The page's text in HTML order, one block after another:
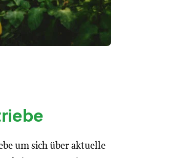
um sich über aktuelle